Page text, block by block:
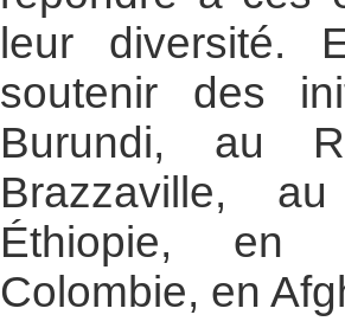
leur diversité.
soutenir des
Burundi, au
Brazzaville,
Éthiopie, en
Colombie, en